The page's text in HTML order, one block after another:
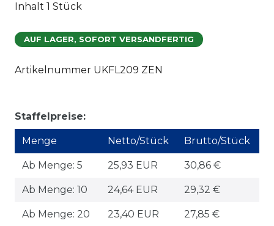
Inhalt 1 Stück
AUF LAGER, SOFORT VERSANDFERTIG
Artikelnummer UKFL209 ZEN
Staffelpreise:
Menge Netto/Stück Brutto/Stück
Ab Menge: 5 25,93 EUR 30,86 €
Ab Menge: 10 24,64 EUR 29,32 €
Ab Menge: 20 23,40 EUR 27,85 €